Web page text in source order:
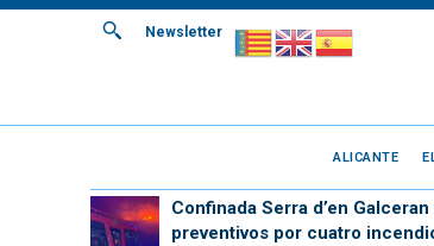
Newsletter
ALICANTE
Confinada Serra d’en
preventivos por cuatro